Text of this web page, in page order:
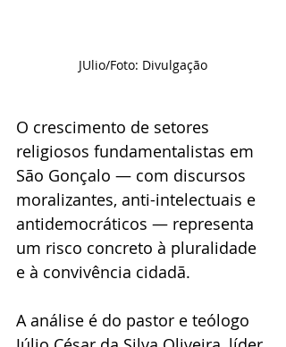
JUlio/Foto: Divulgação
O crescimento de setores
religiosos fundamentalistas em
São Gonçalo — com discursos
moralizantes, anti-intelectuais e
antidemocráticos — representa
um risco concreto à pluralidade
e à convivência cidadã.
A análise é do pastor e teólogo